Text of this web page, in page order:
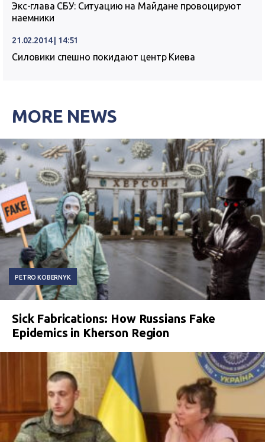
Экс-глава СБУ: Ситуацию на Майдане провоцируют
наемники
21.02.2014 | 14:51
Силовики спешно покидают центр Киева
MORE NEWS
PETRO KOBERNYK
Sick Fabrications: How Russians Fake
Epidemics in Kherson Region